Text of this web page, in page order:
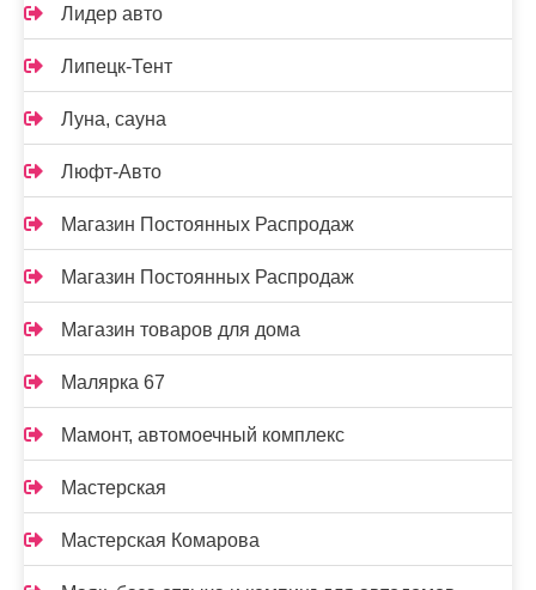
Лидер авто
Липецк-Тент
Луна, сауна
Люфт-Авто
Магазин Постоянных Распродаж
Магазин Постоянных Распродаж
Магазин товаров для дома
Малярка 67
Мамонт, автомоечный комплекс
Мастерская
Мастерская Комарова